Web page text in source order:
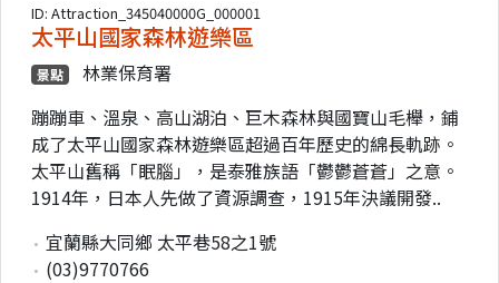
ID: Attraction_345040000G_000001
太平山國家森林遊樂區
景點
林業保育署
蹦蹦車、溫泉、高山湖泊、巨木森林與國寶山毛櫸，鋪
成了太平山國家森林遊樂區超過百年歷史的綿長軌跡。
太平山舊稱「眠腦」，是泰雅族語「鬱鬱蒼蒼」之意。
1914年，日本人先做了資源調查，1915年決議開發..
宜蘭縣大同鄉 太平巷58之1號
(03)9770766